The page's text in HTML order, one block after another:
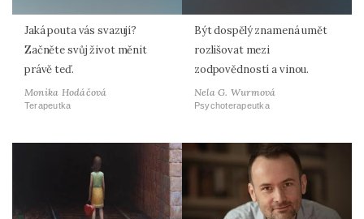
Jaká pouta vás svazují?
Začněte svůj život měnit
právě teď.
Monika Hodáčová
Terapeutka
Být dospělý znamená umět
rozlišovat mezi
zodpovědností a vinou.
Nela G. Wurmová
Psychoterapeutka